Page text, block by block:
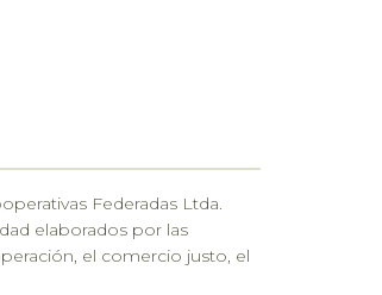
Federadas Ltda.
elaborados por las
el comercio justo, el